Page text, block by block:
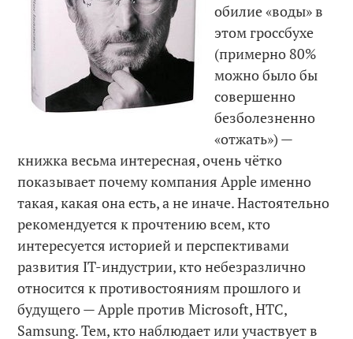
обилие «воды» в
этом гроссбухе
(примерно 80%
можно было бы
совершенно
безболезненно
«отжать») —
книжка весьма интересная, очень чётко
показывает почему компания Apple именно
такая, какая она есть, а не иначе. Настоятельно
рекомендуется к прочтению всем, кто
интересуется историей и перспективами
развития IT-индустрии, кто небезразлично
относится к противостояниям прошлого и
будущего — Apple против Microsoft, HTC,
Samsung. Тем, кто наблюдает или участвует в